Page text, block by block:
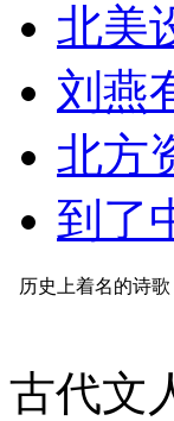
北美
刘燕
北方
到了
历史上着名的诗
古代文